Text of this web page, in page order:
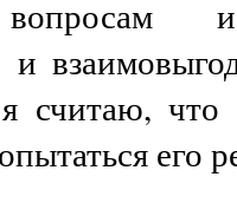
и
я считаю,
его